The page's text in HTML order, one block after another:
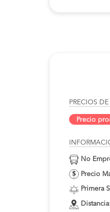
PRECIOS
Precio
No
Precio
Primera